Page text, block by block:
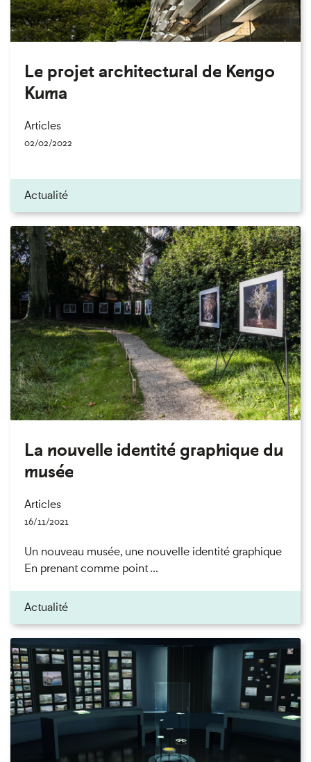
Le projet architectural de Kengo
Kuma
Articles
02/02/2022
Actualité
La nouvelle identité graphique du
musée
Articles
16/11/2021
Un nouveau musée, une nouvelle identité graphique
En prenant comme point ...
Actualité